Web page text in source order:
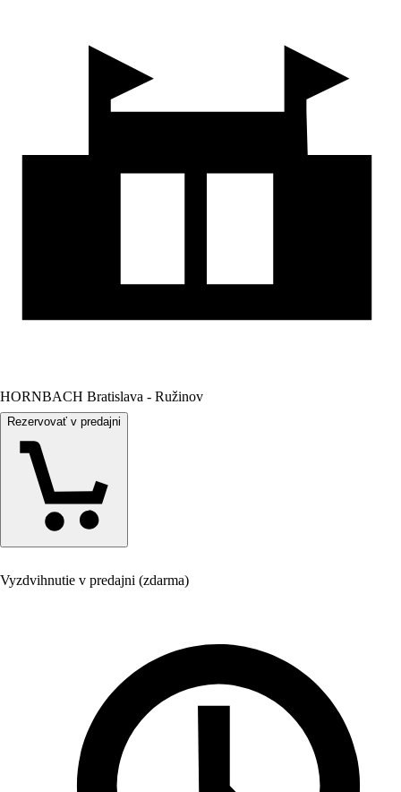
HORNBACH Bratislava - Ružinov
Rezervovať v predajni
Vyzdvihnutie v predajni (zdarma)